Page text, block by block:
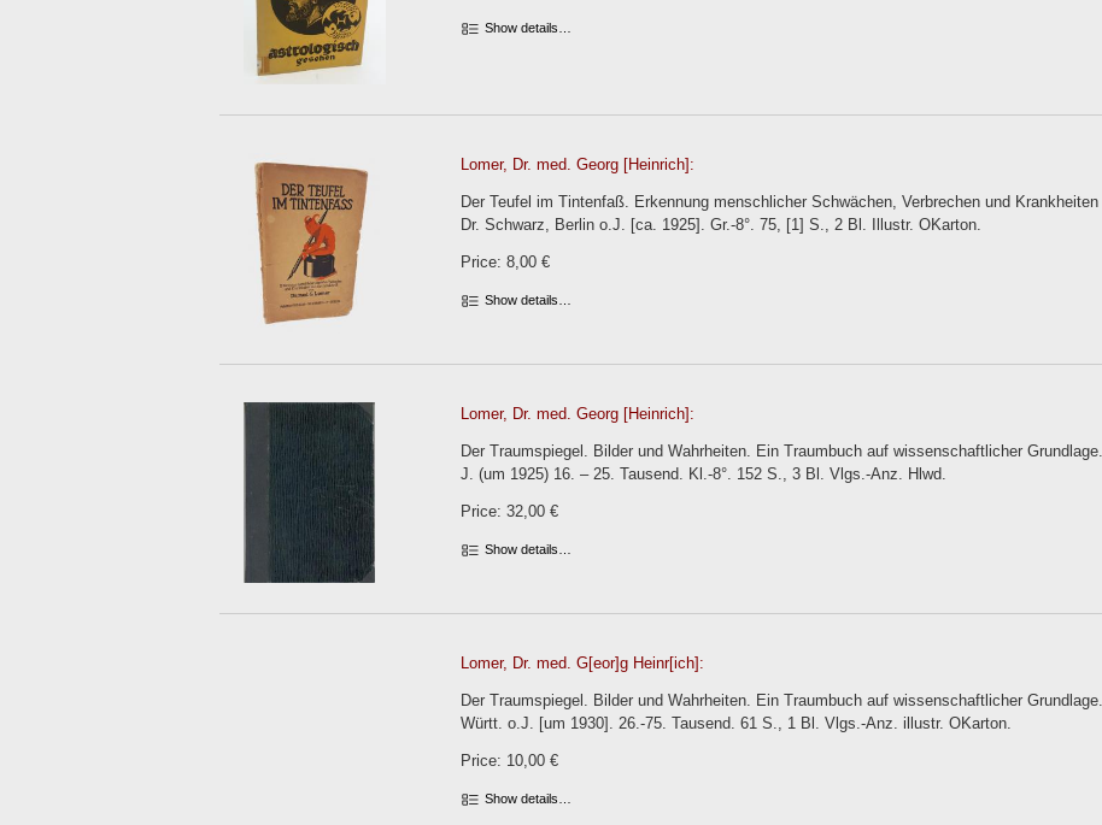
Show details…
Lomer, Dr. med. Georg [Heinrich]:
Der Teufel im Tintenfaß. Erkennung menschlicher Schwächen, Verbrechen und
Dr. Schwarz, Berlin o.J. [ca. 1925]. Gr.-8°. 75, [1] S., 2 Bl. Illustr. OKarton.
Price: 8,00 €
Show details…
Lomer, Dr. med. Georg [Heinrich]:
Der Traumspiegel. Bilder und Wahrheiten. Ein Traumbuch auf wissenschaftlicher
J. (um 1925) 16. – 25. Tausend. Kl.-8°. 152 S., 3 Bl. Vlgs.-Anz. Hlwd.
Price: 32,00 €
Show details…
Lomer, Dr. med. G[eor]g Heinr[ich]:
Der Traumspiegel. Bilder und Wahrheiten. Ein Traumbuch auf wissenschaftlicher
Württ. o.J. [um 1930]. 26.-75. Tausend. 61 S., 1 Bl. Vlgs.-Anz. illustr. OKarton.
Price: 10,00 €
Show details…